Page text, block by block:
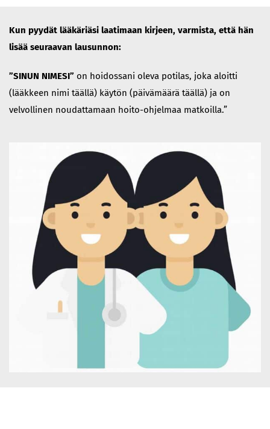
Kun pyydät lääkäriäsi laatimaan kirjeen, varmista, että hän
lisää seuraavan lausunnon:
”SINUN NIMESI” on hoidossani oleva potilas, joka aloitti
(lääkkeen nimi täällä) käytön (päivämäärä täällä) ja on
velvollinen noudattamaan hoito-ohjelmaa matkoilla.”